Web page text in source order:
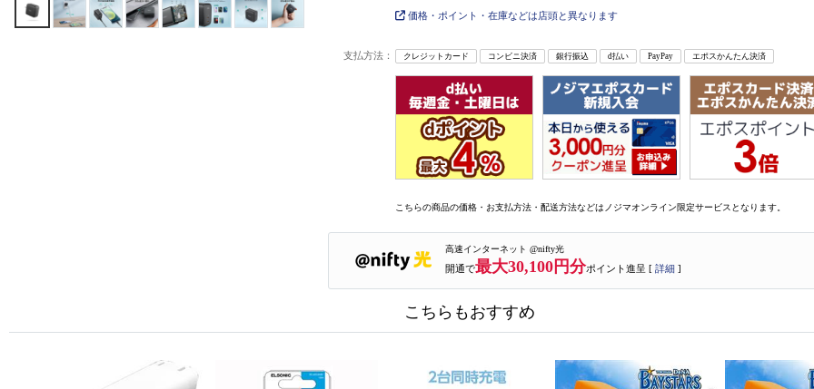
価格・ポイント・在庫などは店頭と異なります
支払方法： クレジットカード コンビニ決済 銀行振込 d払い PayPay エポスかんたん決済
こちらの商品の価格・お支払方法・配送方法などはノジマオンライン限定サービスとなります。
高速インターネット @nifty光
開通で最大30,100円分ポイント進呈 [ 詳細 ]
こちらもおすすめ